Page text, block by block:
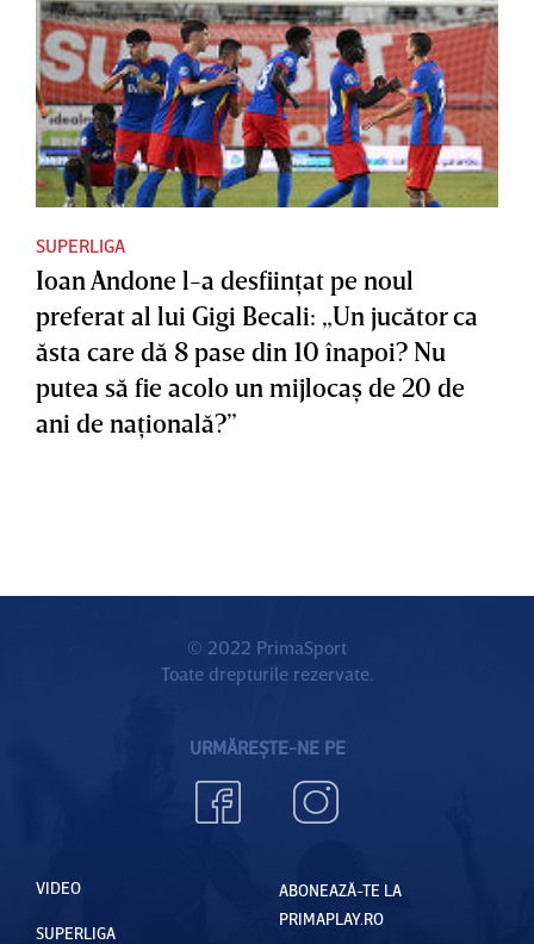
SUPERLIGA
Ioan Andone l-a desfiinţat pe noul
preferat al lui Gigi Becali: „Un jucător ca
ăsta care dă 8 pase din 10 înapoi? Nu
putea să fie acolo un mijlocaş de 20 de
ani de naţională?”
© 2022 PrimaSport
Toate drepturile rezervate.
URMĂREȘTE-NE PE
VIDEO
SUPERLIGA
ABONEAZĂ-TE LA
PRIMAPLAY.RO